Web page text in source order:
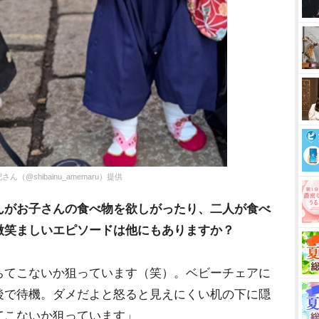
ん（@shibainu_amemaru）提供
お子さんの食べ物を欲しがったり、二人が食べ
ましいエピソードは他にもありますか？
こないか狙っています（笑）。ベビーチェアに
待機。ダメだよと怒ると見えにくい机の下に隠
ないか狙っています」